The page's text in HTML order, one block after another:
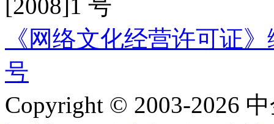
[2008]1 号
《网络文化经营许可证
号
Copyright © 2003-2026